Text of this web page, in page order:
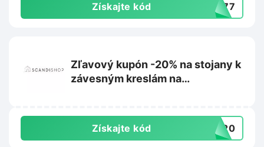
Získajte kód L777
Zľavový kupón -20% na stojany k
závesným kreslám na
Získajte kód US20